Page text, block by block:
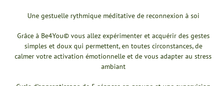
Une gestuelle rythmique méditative de reconnexion à soi
Grâce à Be4You© vous allez expérimenter et acquérir des gestes
simples et doux qui permettent, en toutes circonstances, de
calmer votre activation émotionnelle et de vous adapter au stress
ambiant